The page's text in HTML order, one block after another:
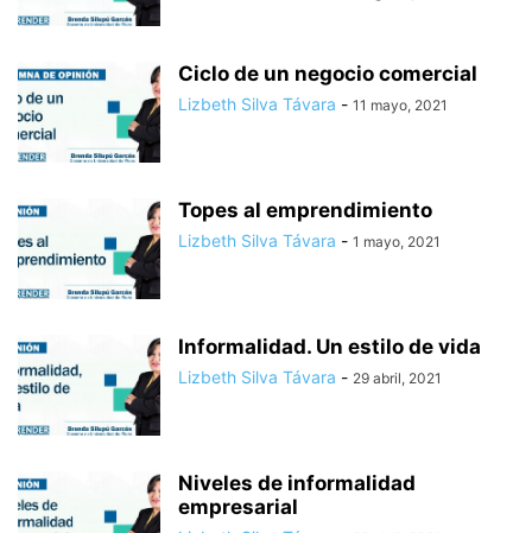
Ciclo de un negocio comercial
Lizbeth Silva Távara - 11 mayo, 2021
Topes al emprendimiento
Lizbeth Silva Távara - 1 mayo, 2021
Informalidad. Un estilo de vida
Lizbeth Silva Távara - 29 abril, 2021
Niveles de informalidad
empresarial